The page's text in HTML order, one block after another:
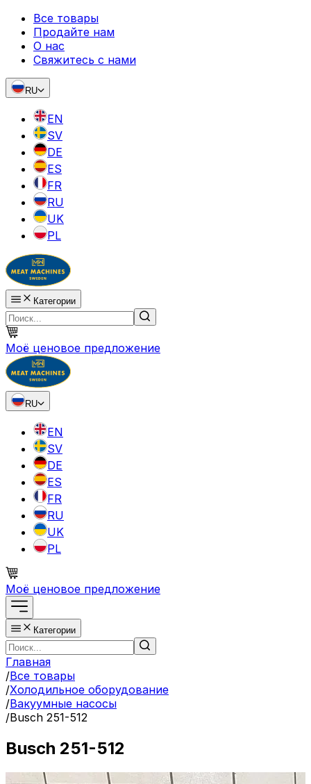
Все товары
Продайте нам
О нас
Свяжитесь с нами
RU
EN
SV
DE
ES
FR
RU
UK
PL
Категории
Моё ценовое предложение
RU
EN
SV
DE
ES
FR
RU
UK
PL
Моё ценовое предложение
Категории
Главная
/Все товары
/Холодильное оборудование
/Вакуумные насосы
/Busch 251-512
Busch 251-512